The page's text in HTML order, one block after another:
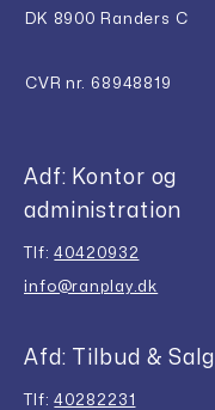
DK 8900 Randers C
CVR nr. 68948819
Adf: Kontor og
administration
Tlf:40420932
info@ranplay.dk
Afd: Tilbud & Salg
Tlf:40282231